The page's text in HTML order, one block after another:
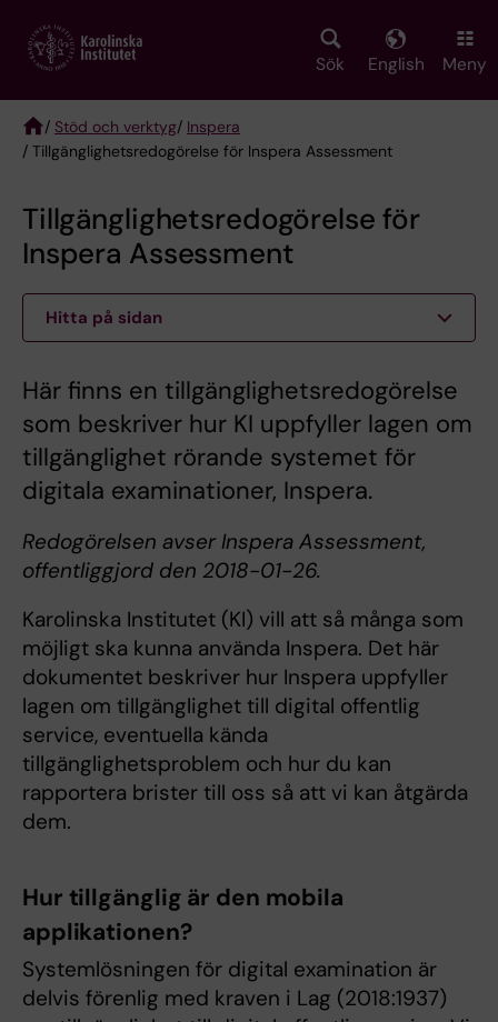
main
Sök English Meny
Breadcrumb
/ Stöd och verktyg/ Inspera
/ Tillgänglighetsredogörelse för Inspera Assessment
Tillgänglighetsredogörelse för
Inspera Assessment
Hitta på sidan
Här finns en tillgänglighetsredogörelse
som beskriver hur KI uppfyller lagen om
tillgänglighet rörande systemet för
digitala examinationer, Inspera.
Redogörelsen avser Inspera Assessment,
offentliggjord den 2018-01-26.
Karolinska Institutet (KI) vill att så många som
möjligt ska kunna använda Inspera. Det här
dokumentet beskriver hur Inspera uppfyller
lagen om tillgänglighet till digital offentlig
service, eventuella kända
tillgänglighetsproblem och hur du kan
rapportera brister till oss så att vi kan åtgärda
dem.
Hur tillgänglig är den mobila
applikationen?
Systemlösningen för digital examination är
delvis förenlig med kraven i Lag (2018:1937)